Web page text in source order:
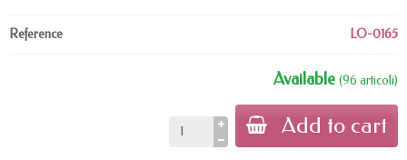
Reference LO-0165
Available (96 articoli)
Add to cart